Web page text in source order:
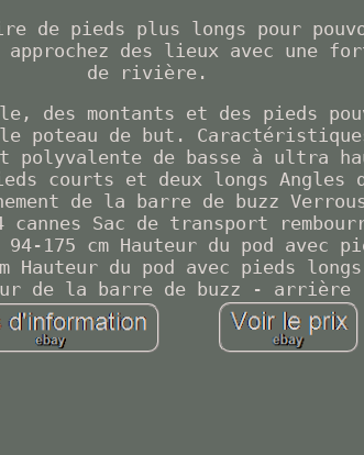
de pieds plus longs pour
des lieux avec une
de rivière.
des montants et des pieds
de but.
polyvalente de basse à ultra
courts et deux longs
de la barre de buzz
Sac de transport
175 cm Hauteur du pod avec
Hauteur du pod avec pieds
de la barre de buzz -